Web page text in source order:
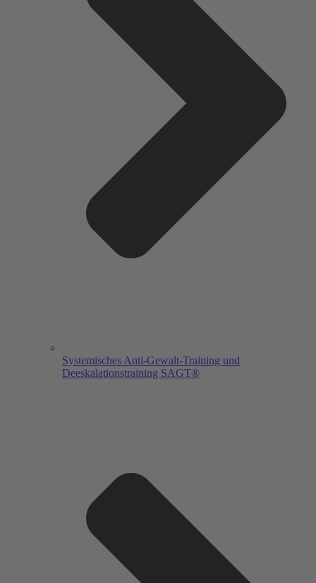
Systemisches Anti-Gewalt-Training und
Deeskalationstraining SAGT®